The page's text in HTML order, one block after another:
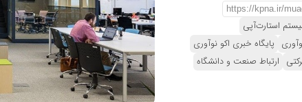
استارت‌آپی
پایگاه خبری اکو نوآوری
ارتباط صنعت و دانشگاه